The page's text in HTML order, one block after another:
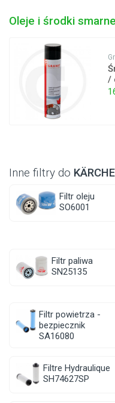
Oleje i środki smarne
/
Inne filtry do
Filtr oleju
SO6001
Filtr paliwa
SN25135
Filtr powietrza -
bezpiecznik
SA16080
Filtre Hydraulique
SH74627SP